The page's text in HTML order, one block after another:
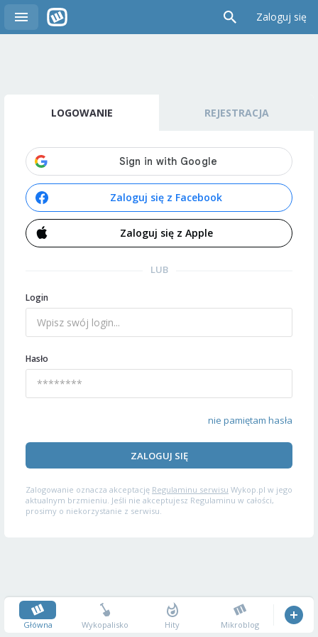
Zaloguj się
LOGOWANIE REJESTRACJA
Zaloguj się z Facebook
Zaloguj się z Apple
LUB
Login
Hasło
nie pamiętam hasła
ZALOGUJ SIĘ
Zalogowanie oznacza akceptację Regulaminu serwisu Wykop.pl w jego
aktualnym brzmieniu. Jeśli nie akceptujesz Regulaminu w całości,
prosimy o niekorzystanie z serwisu.
Główna Wykopalisko Hity Mikroblog